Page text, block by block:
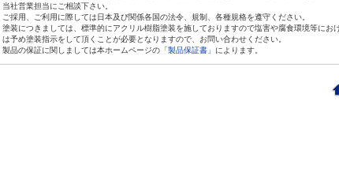
当社営業担当にご相談下さい。
ご採用、ご利用に際しては日本及び関係各国の法令、規制、各種規格を遵守ください。
塗装につきましては、標準的にアクリル樹脂塗装を施しておりますので塩害や腐食環境等にお
は予め塗装指示をして頂くことが必要となりますので、お問い合わせください。
製品の保証に関しましては本ホームページの 「製品保証書」 によります。